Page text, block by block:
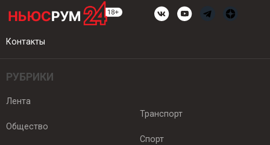
Контакты
РУБРИКИ
Лента
Общество
Транспорт
Спорт